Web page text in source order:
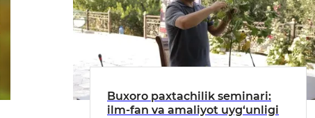
Buxoro paxtachilik seminari:
ilm-fan va amaliyot uyg‘unligi